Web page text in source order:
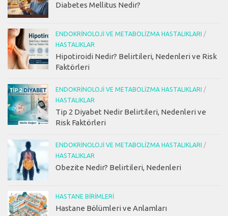
Diabetes Mellitus Nedir?
ENDOKRINOLOJI VE METABOLIZMA HASTALIKLARI
/
HASTALIKLAR
Hipotiroidi Nedir? Belirtileri, Nedenleri ve Risk
Faktörleri
ENDOKRINOLOJI VE METABOLIZMA HASTALIKLARI
/
HASTALIKLAR
Tip 2 Diyabet Nedir Belirtileri, Nedenleri ve
Risk Faktörleri
ENDOKRINOLOJI VE METABOLIZMA HASTALIKLARI
/
HASTALIKLAR
Obezite Nedir? Belirtileri, Nedenleri
HASTANE BIRIMLERI
Hastane Bölümleri ve Anlamları